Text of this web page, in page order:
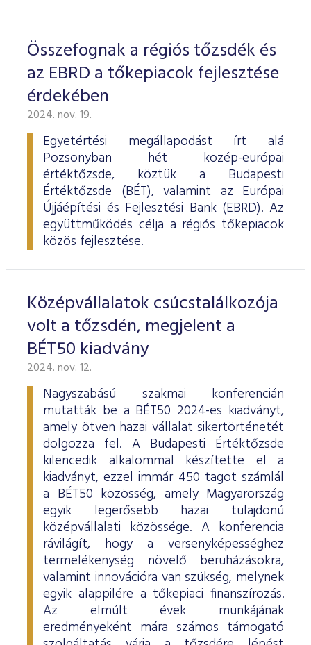
Összefognak a régiós tőzsdék és
az EBRD a tőkepiacok fejlesztése
érdekében
2024. nov. 19.
Egyetértési megállapodást írt alá
Pozsonyban hét közép-európai
értéktőzsde, köztük a Budapesti
Értéktőzsde (BÉT), valamint az Európai
Újjáépítési és Fejlesztési Bank (EBRD). Az
együttműködés célja a régiós tőkepiacok
közös fejlesztése.
Középvállalatok csúcstalálkozója
volt a tőzsdén, megjelent a
BÉT50 kiadvány
2024. nov. 12.
Nagyszabású szakmai konferencián
mutatták be a BÉT50 2024-es kiadványt,
amely ötven hazai vállalat sikertörténetét
dolgozza fel. A Budapesti Értéktőzsde
kilencedik alkalommal készítette el a
kiadványt, ezzel immár 450 tagot számlál
a BÉT50 közösség, amely Magyarország
egyik legerősebb hazai tulajdonú
középvállalati közössége. A konferencia
rávilágít, hogy a versenyképességhez
termelékenység növelő beruházásokra,
valamint innovációra van szükség, melynek
egyik alappilére a tőkepiaci finanszírozás.
Az elmúlt évek munkájának
eredményeként mára számos támogató